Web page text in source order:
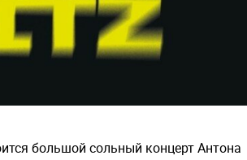
большой сольный концерт Антона